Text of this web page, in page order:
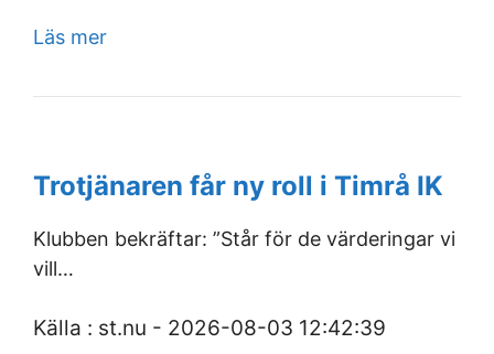
Läs mer
Trotjänaren får ny roll i Timrå IK
Klubben bekräftar: ”Står för de värderingar vi
vill…
Källa : st.nu - 2026-08-03 12:42:39